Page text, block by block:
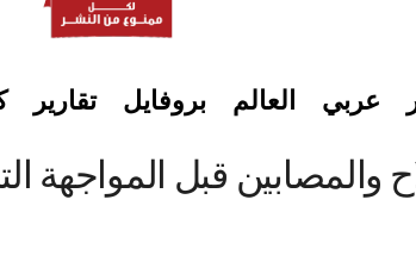
عربي العالم بروفايل تقارير
قبل المواجهة